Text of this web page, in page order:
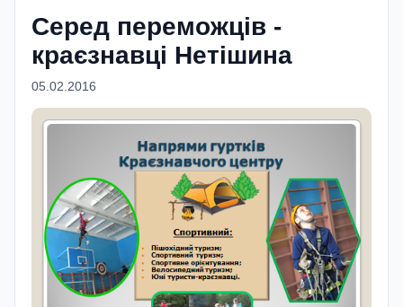
Серед переможців -
краєзнавці Нетішина
05.02.2016